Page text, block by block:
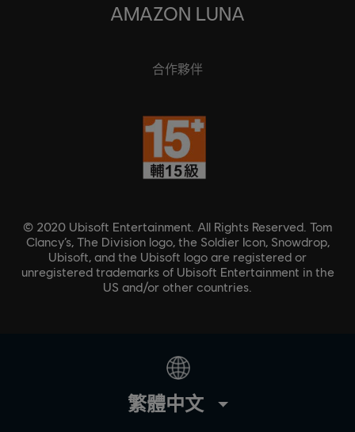
AMAZON LUNA
合作夥伴
© 2020 Ubisoft Entertainment. All Rights Reserved. Tom
Clancy’s, The Division logo, the Soldier Icon, Snowdrop,
Ubisoft, and the Ubisoft logo are registered or
unregistered trademarks of Ubisoft Entertainment in the
US and/or other countries.
繁體中文